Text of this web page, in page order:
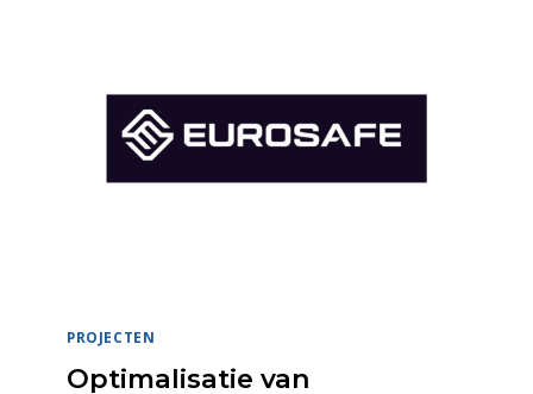
PROJECTEN
Optimalisatie van